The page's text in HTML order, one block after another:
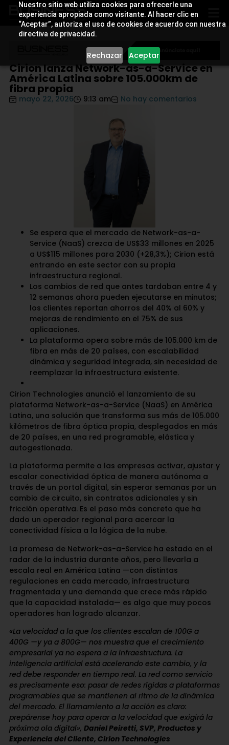
Nuestro sitio web utiliza cookies para ofrecerle una
experiencia apropiada como visitante. Al hacer clic en
“Aceptar”, autoriza el uso de cookies de acuerdo con nuestra
directiva de privacidad.
Rechazar Aceptar
Cirion lanza Network-as-a-Service en
América Latina sobre 105.000km de
fibra propia
mayo 22, 2026 9:13 am No hay comentarios
Se espera que el mercado de Network-as-a-
Service (NaaS) crezca de US$33 millones en 2025
a US$115 millones para 2030 (+28,3%); Cirion está
entrando en este sector con su propia
infraestructura regional.
Los cambios de red que antes tardaban entre 4 y
12 semanas ahora pueden ejecutarse en minutos;
los clientes reportan ahorros del 40% al 60% y
mejoras de rendimiento en el 75% de sus
aplicaciones.
La plataforma opera sobre más de 105.000 km de
fibra en más de 20 países, con escalabilidad
dinámica y seguridad integrada, sin necesidad de
reemplazar la infraestructura existente.
Cirion Technologies anunció el lanzamiento de su
plataforma Network-as-a-Service (NaaS) en América
Latina, una solución que transforma sus más de 105.000
kilómetros de fibra óptica propia, desplegados en más
de 20 países, en una red programable, elástica y
autogestionada.
La plataforma permite a las empresas activar, ajustar y
escalar conectividad óptica de manera autónoma a
través de un portal digital, sin esperar semanas por un
cambio de circuito, sin contratos adicionales y sin
fricción operativa. Es el paso más concreto que ha
dado un operador regional para acercar la
conectividad física a la lógica de la nube.
La promesa de Network-as-a-Service ha estado en el
radar de la industria durante años, pero llevarla a
escala real en América Latina —con distintas
regulaciones en cada mercado, infraestructura
fragmentada y una demanda que crece más rápido
que la capacidad instalada— es algo que muy pocos
operadores han logrado alcanzar.
«La velocidad a la que los clientes escalan de 100G a
400G —y ya a 800G— nos muestra que el crecimiento
empresarial ya no espera a la infraestructura. La
inteligencia artificial está acelerando este cambio, y la
red debe responder en tiempo real. La red como servicio
es precisamente eso: pasar de redes rígidas a plataformas
programables que se mantienen al ritmo de la dinámica
del mercado. El llamamiento a la acción es claro:
prepárense hoy para operar a la velocidad que exigirá la
próxima ola digital», Daniel Peiretti, SVP, Productos y
Experiencia del Cliente, Cirion Technologies